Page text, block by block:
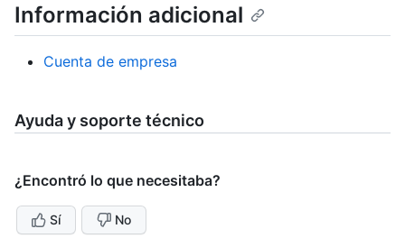
Información adicional
Cuenta de empresa
Ayuda y soporte técnico
¿Encontró lo que necesitaba?
Sí No